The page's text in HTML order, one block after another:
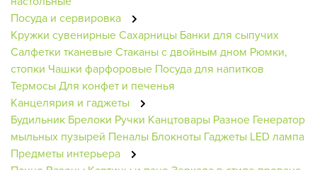
Посуда и сервировка
Кружки сувенирныеСахарницы Банки для сыпучих
Салфетки тканевыеСтаканы с двойным дном Рюмки,
стопки Чашки фарфоровые Посуда для напитков
ТермосыДля конфет и печенья
Канцелярия и гаджеты
Будильник Брелоки Ручки Канцтовары Разное Генератор
мыльных пузырей Пеналы Блокноты Гаджеты LED лампа
Предметы интерьера